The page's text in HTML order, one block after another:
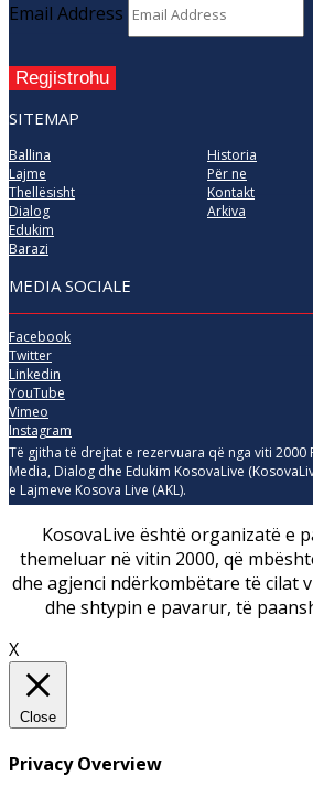
Email Address
Regjistrohu
SITEMAP
Ballina
Lajme
Thellësisht
Dialog
Edukim
Barazi
Historia
Për ne
Kontakt
Arkiva
MEDIA SOCIALE
Facebook
Twitter
Linkedin
YouTube
Vimeo
Instagram
Të gjitha të drejtat e rezervuara që nga viti
Media, Dialog dhe Edukim KosovaLive
e Lajmeve Kosova Live (AKL).
KosovaLive është organizatë e
themeluar në vitin 2000, që
dhe agjenci ndërkombëtare të cilat
dhe shtypin e pavarur, të
X
Close
Privacy Overview